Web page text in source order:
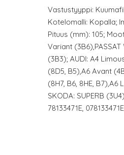
Vastustyyppi:
Kotelomalli: Kopalla;
Pituus (mm): 105;
Variant (3B6),PASSAT
(3B3); AUDI: A4
(8D5, B5),A6 Avant
(8H7, B6, 8HE, B7),A6
SKODA: SUPERB
78133471E,